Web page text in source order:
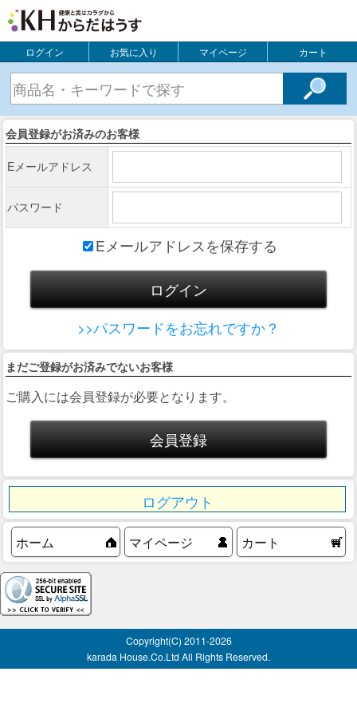
ログイン お気に入り マイページ カート
会員登録がお済みのお客様
Eメールアドレス
パスワード
Eメールアドレスを保存する
>>パスワードをお忘れですか？
まだご登録がお済みでないお客様
ご購入には会員登録が必要となります。
ログアウト
ホーム マイページ カート
Copyright(C) 2011-2026
karada House.Co.Ltd All Rights Reserved.